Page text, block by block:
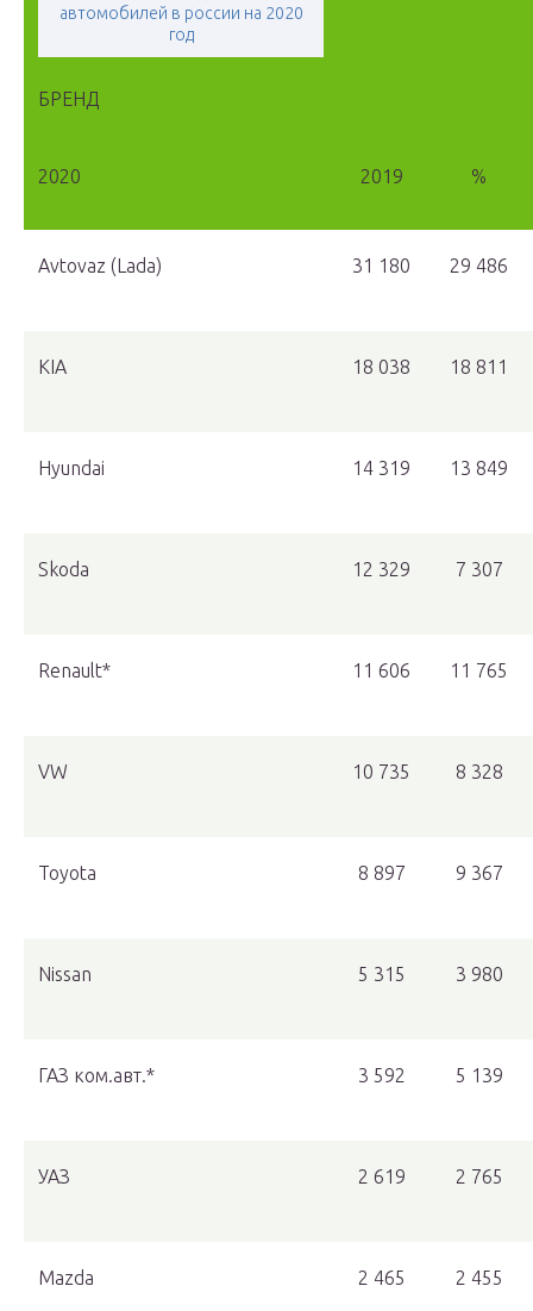
автомобилей в россии на 2020
год
БРЕНД
2020 2019 %
Avtovaz (Lada) 31 180 29 486
KIA 18 038 18 811
Hyundai 14 319 13 849
Skoda 12 329 7 307
Renault* 11 606 11 765
VW 10 735 8 328
Toyota 8 897 9 367
Nissan 5 315 3 980
ГАЗ ком.авт.* 3 592 5 139
УАЗ 2 619 2 765
Mazda 2 465 2 455